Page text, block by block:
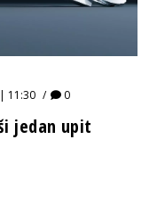
11:30 0
jedan upit